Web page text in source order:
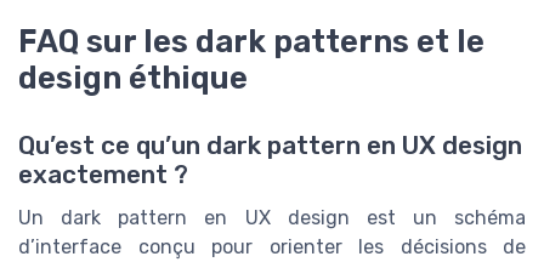
FAQ sur les dark patterns et le
design éthique
Qu’est ce qu’un dark pattern en UX design
exactement ?
Un dark pattern en UX design est un schéma
d’interface conçu pour orienter les décisions de